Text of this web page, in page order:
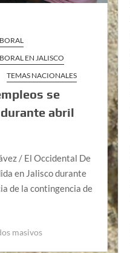
EN JALISCO
TEMAS NACIONALES
se
abril
/ El Occidental De
en Jalisco durante
de la contingencia de
masivos